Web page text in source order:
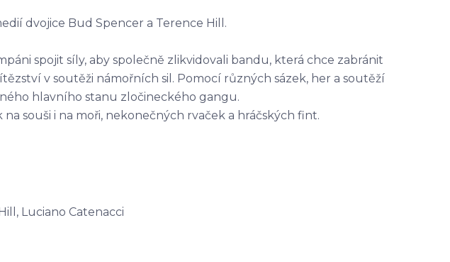
dvojice Bud Spencer a Terence Hill.
spojit síly, aby společně zlikvidovali bandu, která chce zabránit
v soutěži námořních sil. Pomocí různých sázek, her a soutěží
hlavního stanu zločineckého gangu.
souši i na moři, nekonečných rvaček a hráčských fint.
Luciano Catenacci